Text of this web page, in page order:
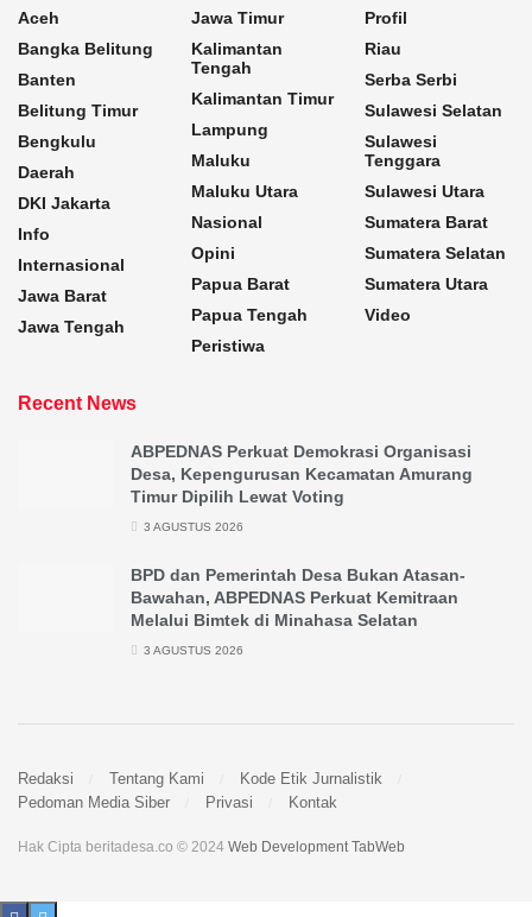
Aceh
Bangka Belitung
Banten
Belitung Timur
Bengkulu
Daerah
DKI Jakarta
Info
Internasional
Jawa Barat
Jawa Tengah
Jawa Timur
Kalimantan
Tengah
Kalimantan Timur
Lampung
Maluku
Maluku Utara
Nasional
Opini
Papua Barat
Papua Tengah
Peristiwa
Profil
Riau
Serba Serbi
Sulawesi Selatan
Sulawesi
Tenggara
Sulawesi Utara
Sumatera Barat
Sumatera Selatan
Sumatera Utara
Video
Recent News
ABPEDNAS Perkuat Demokrasi Organisasi
Desa, Kepengurusan Kecamatan Amurang
Timur Dipilih Lewat Voting
3 AGUSTUS 2026
BPD dan Pemerintah Desa Bukan Atasan-
Bawahan, ABPEDNAS Perkuat Kemitraan
Melalui Bimtek di Minahasa Selatan
3 AGUSTUS 2026
Redaksi Tentang Kami
Kode Etik Jurnalistik
Pedoman Media Siber
Privasi Kontak
Hak Cipta beritadesa.co © 2024 Web Development TabWeb